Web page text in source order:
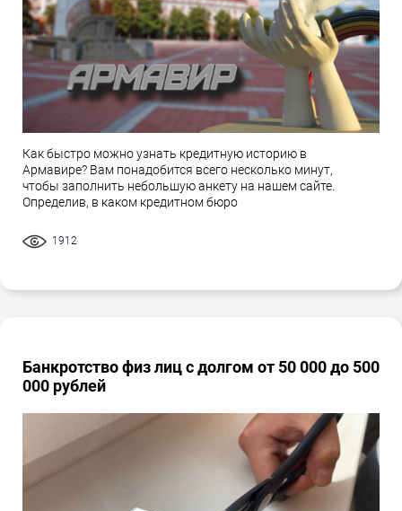
Как быстро можно узнать кредитную историю в
Армавире? Вам понадобится всего несколько минут,
чтобы заполнить небольшую анкету на нашем сайте.
Определив, в каком кредитном бюро
1912
Банкротство физ лиц с долгом от 50 000 до 500
000 рублей